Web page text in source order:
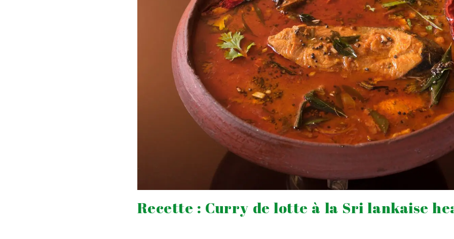
Recette : Curry de lotte à la Sri lankaise